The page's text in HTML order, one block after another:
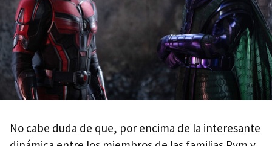
No cabe duda de que, por encima de la interesante